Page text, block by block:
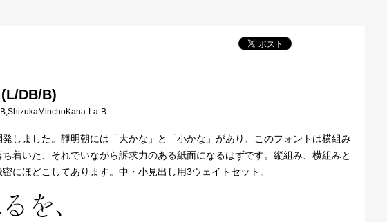
DB/B)
La-B
しました。靜明朝には「大かな」と「小かな」があり、このフォントは横組み
着いた、それでいながら訴求力のある紙面になるはずです。縦組み、横組みと
にほどこしてあります。中・小見出し用3ウェイトセット。